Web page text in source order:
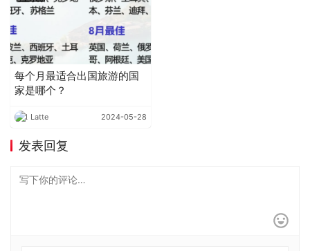
每个月最适合出国旅游的国
家是哪个？
Latte 2024-05-28
发表回复